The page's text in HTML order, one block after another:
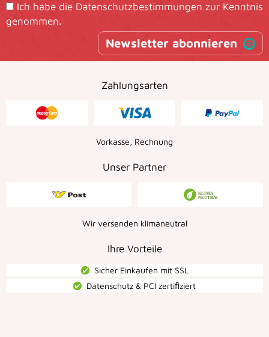
Ich habe die Datenschutzbestimmungen zur Kenntnis
genommen.
Newsletter abonnieren
Zahlungsarten
Vorkasse, Rechnung
Unser Partner
Wir versenden klimaneutral
Ihre Vorteile
Sicher Einkaufen mit SSL
Datenschutz & PCI zertiﬁziert